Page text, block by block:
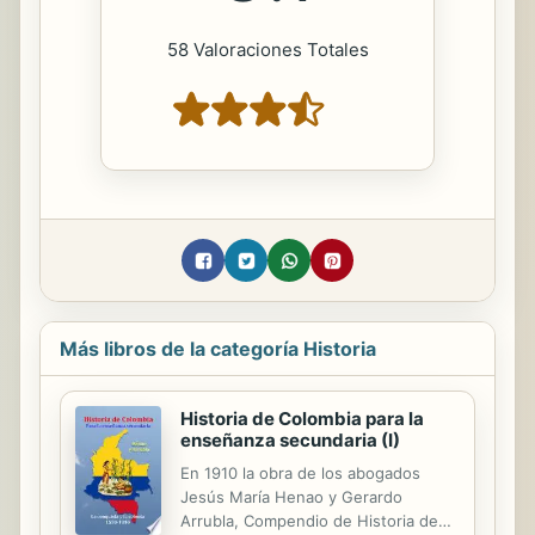
58 Valoraciones Totales
Más libros de la categoría Historia
Historia de Colombia para la
enseñanza secundaria (I)
En 1910 la obra de los abogados
Jesús María Henao y Gerardo
Arrubla, Compendio de Historia de